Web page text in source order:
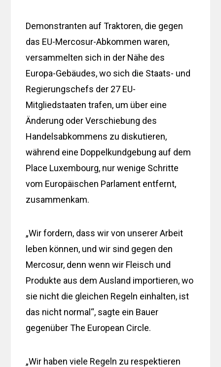
Demonstranten auf Traktoren, die gegen
das EU-Mercosur-Abkommen waren,
versammelten sich in der Nähe des
Europa-Gebäudes, wo sich die Staats- und
Regierungschefs der 27 EU-
Mitgliedstaaten trafen, um über eine
Änderung oder Verschiebung des
Handelsabkommens zu diskutieren,
während eine Doppelkundgebung auf dem
Place Luxembourg, nur wenige Schritte
vom Europäischen Parlament entfernt,
zusammenkam.
„Wir fordern, dass wir von unserer Arbeit
leben können, und wir sind gegen den
Mercosur, denn wenn wir Fleisch und
Produkte aus dem Ausland importieren, wo
sie nicht die gleichen Regeln einhalten, ist
das nicht normal“, sagte ein Bauer
gegenüber The European Circle.
„Wir haben viele Regeln zu respektieren